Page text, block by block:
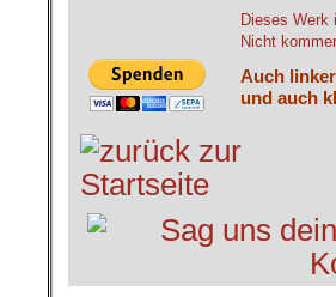
Dieses Werk
Nicht
Auch
und auch